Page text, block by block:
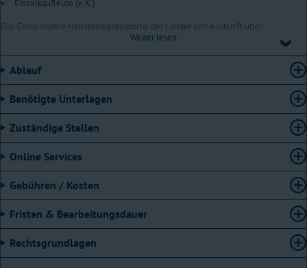
Einzelkaufleute (e.K.)
Das Gemeinsame Handelsregisterportal der Länder gibt Auskunft über
Tatsachen und Rechtsverhältnisse, die im Zusammenhang mit dort
eingetragenen Unternehmen für den Rechtsverkehr von Bedeutung sind. Im
Handelsregister stehen beispielsweise die Namen der Personen, die
berechtigt sind, im Geschäftsverkehr ein Unternehmen zu vertreten.
Sie können im Gemeinsamen Handelsregisterportal der Länder Informationen
kostenlos einsehen. Darüber hinaus können Sie kostenlos:
die eingereichten Urkunden einsehen,
einen Abdruck als PDF herunterladen.
Die Einsichtnahme in das Handelsregister ist auch über das zum 01.01.2007
eingeführte Unternehmensregister möglich. Neben den Daten aus dem
Handelsregister werden im Unternehmensregister weitere Informationen wie
zum Beispiel Jahresabschlüsse von Kapitalgesellschaften oder
Gesellschaftsbekanntmachungen veröffentlicht.
Weiter lesen
Ablauf
Benötigte Unterlagen
Zuständige Stellen
Online Services
Gebühren / Kosten
Fristen & Bearbeitungsdauer
Rechtsgrundlagen